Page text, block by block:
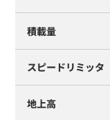
積載量
スピードリミッタ
地上高